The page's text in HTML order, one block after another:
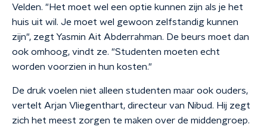
Velden. "Het moet wel een optie kunnen zijn als je het
huis uit wil. Je moet wel gewoon zelfstandig kunnen
zijn", zegt Yasmin Ait Abderrahman. De beurs moet dan
ook omhoog, vindt ze. "Studenten moeten echt
worden voorzien in hun kosten."
De druk voelen niet alleen studenten maar ook ouders,
vertelt Arjan Vliegenthart, directeur van Nibud. Hij zegt
zich het meest zorgen te maken over de middengroep.